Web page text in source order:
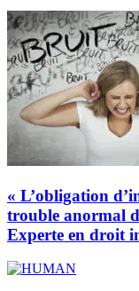
« L’obligation
trouble anormal
Experte en droit